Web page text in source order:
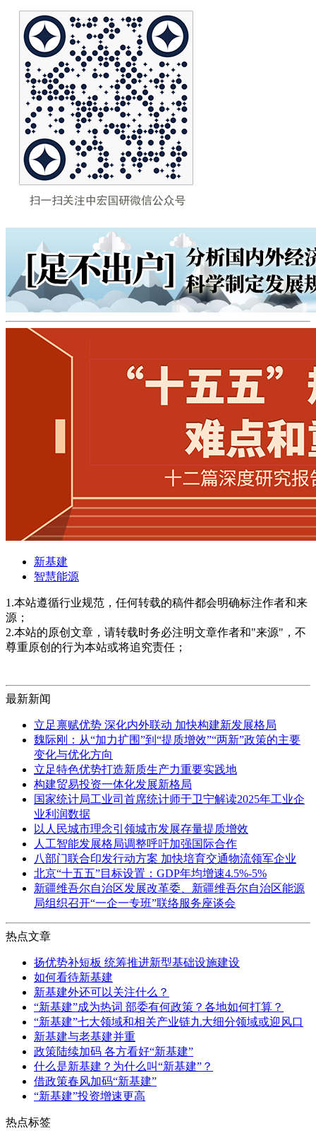
新基建
智慧能源
1.本站遵循行业规范，任何转载的稿件都会明确标注作者和来
源；
2.本站的原创文章，请转载时务必注明文章作者和"来源"，不
尊重原创的行为本站或将追究责任；
最新新闻
立足禀赋优势 深化内外联动 加快构建新发展格局
魏际刚：从“加力扩围”到“提质增效”“两新”政策的主要
变化与优化方向
立足特色优势打造新质生产力重要实践地
构建贸易投资一体化发展新格局
国家统计局工业司首席统计师于卫宁解读2025年工业企
业利润数据
以人民城市理念引领城市发展存量提质增效
人工智能发展格局调整呼吁加强国际合作
八部门联合印发行动方案 加快培育交通物流领军企业
北京“十五五”目标设置：GDP年均增速4.5%-5%
新疆维吾尔自治区发展改革委、新疆维吾尔自治区能源
局组织召开“一企一专班”联络服务座谈会
热点文章
扬优势补短板 统筹推进新型基础设施建设
如何看待新基建
新基建外还可以关注什么？
“新基建”成为热词 部委有何政策？各地如何打算？
“新基建”七大领域和相关产业链九大细分领域或迎风口
新基建与老基建并重
政策陆续加码 各方看好“新基建”
什么是新基建？为什么叫“新基建”？
借政策春风加码“新基建”
“新基建”投资增速更高
热点标签